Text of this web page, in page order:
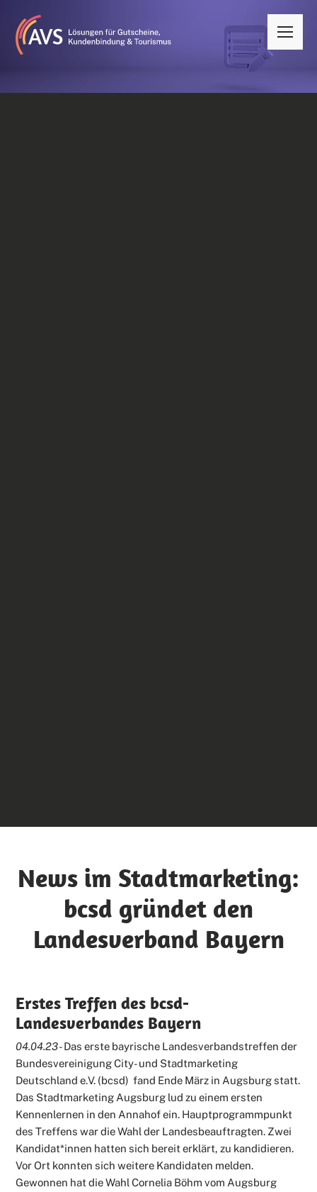
News im Stadtmarketing:
bcsd gründet den
Landesverband Bayern
Erstes Treffen des bcsd-
Landesverbandes Bayern
04.04.23- Das erste bayrische Landesverbandstreffen der
Bundesvereinigung City- und Stadtmarketing
Deutschland e.V. (bcsd) fand Ende März in Augsburg statt.
Das Stadtmarketing Augsburg lud zu einem ersten
Kennenlernen in den Annahof ein. Hauptprogrammpunkt
des Treffens war die Wahl der Landesbeauftragten. Zwei
Kandidat*innen hatten sich bereit erklärt, zu kandidieren.
Vor Ort konnten sich weitere Kandidaten melden.
Gewonnen hat die Wahl Cornelia Böhm vom Augsburg